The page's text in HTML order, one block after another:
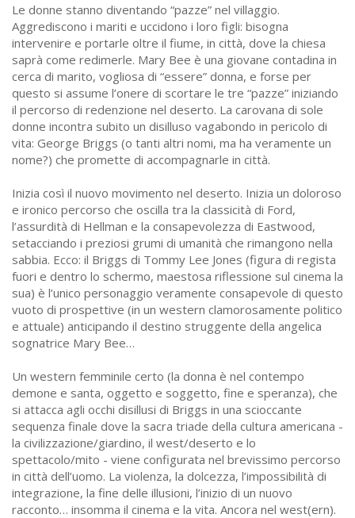
Le donne stanno diventando “pazze” nel villaggio.
Aggrediscono i mariti e uccidono i loro figli: bisogna
intervenire e portarle oltre il fiume, in città, dove la chiesa
saprà come redimerle. Mary Bee è una giovane contadina in
cerca di marito, vogliosa di “essere” donna, e forse per
questo si assume l’onere di scortare le tre “pazze” iniziando
il percorso di redenzione nel deserto. La carovana di sole
donne incontra subito un disilluso vagabondo in pericolo di
vita: George Briggs (o tanti altri nomi, ma ha veramente un
nome?) che promette di accompagnarle in città.
Inizia così il nuovo movimento nel deserto. Inizia un doloroso
e ironico percorso che oscilla tra la classicità di Ford,
l’assurdità di Hellman e la consapevolezza di Eastwood,
setacciando i preziosi grumi di umanità che rimangono nella
sabbia. Ecco: il Briggs di Tommy Lee Jones (figura di regista
fuori e dentro lo schermo, maestosa riflessione sul cinema la
sua) è l’unico personaggio veramente consapevole di questo
vuoto di prospettive (in un western clamorosamente politico
e attuale) anticipando il destino struggente della angelica
sognatrice Mary Bee…
Un western femminile certo (la donna è nel contempo
demone e santa, oggetto e soggetto, fine e speranza), che
si attacca agli occhi disillusi di Briggs in una scioccante
sequenza finale dove la sacra triade della cultura americana -
la civilizzazione/giardino, il west/deserto e lo
spettacolo/mito - viene configurata nel brevissimo percorso
in città dell’uomo. La violenza, la dolcezza, l’impossibilità di
integrazione, la fine delle illusioni, l’inizio di un nuovo
racconto… insomma il cinema e la vita. Ancora nel west(ern).